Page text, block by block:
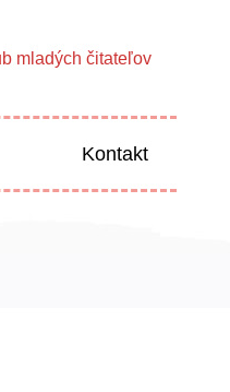
mladých čitateľov
Kontakt